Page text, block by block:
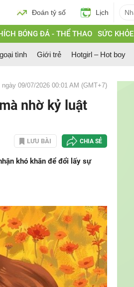
Đoán tỷ số Lịch
BÓNG ĐÁ - THỂ THAO SỨC KHỎE
tình Giới trẻ Hotgirl – Hot boy
09/07/2026 00:01 AM (GMT+7)
nhờ kỷ luật
LƯU BÀI CHIA SẺ
khó khăn để đổi lấy sự